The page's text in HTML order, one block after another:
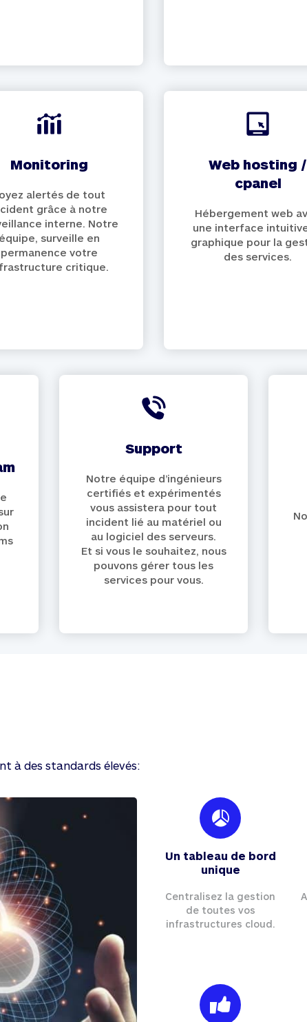
monitoring
alertés de tout
grâce à notre
interne. Notre
équipe, surveille en
permanence votre
critique.
web hosting /
cpanel
Hébergement web
une interface
graphique pour la
des services.
support
Notre équipe d’ingénieurs
certifiés et expérimentés
vous assistera pour tout
incident lié au matériel ou
au logiciel des serveurs.
Et si vous le souhaitez, nous
pouvons gérer tous les
services pour vous.
à des standards élevés:
Un tableau de bord
unique
Centralisez la gestion
de toutes vos
infrastructures cloud.